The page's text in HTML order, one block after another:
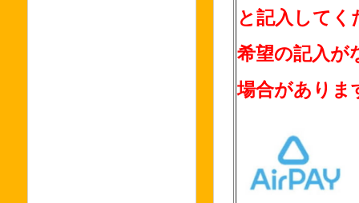
と記入してく
希望の記入が
場合がありま